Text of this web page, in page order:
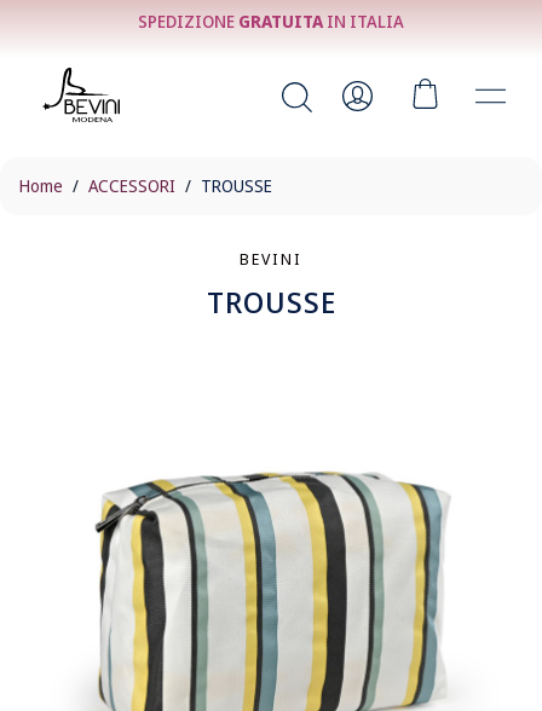
SPEDIZIONE GRATUITAIN ITALIA
Home ACCESSORI TROUSSE
BEVINI
TROUSSE